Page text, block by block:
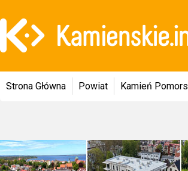
Strona Główna Powiat Kamień